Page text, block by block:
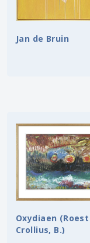
Jan de Bruin
Oxydiaen (Roest
Crollius, B.)